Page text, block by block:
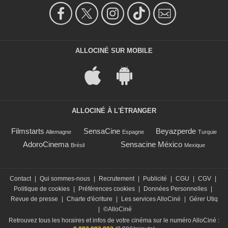
ALLOCINÉ SUR MOBILE
ALLOCINÉ À L'ÉTRANGER
Filmstarts Allemagne SensaCine Espagne Beyazperde Turquie
AdoroCinema Brésil Sensacine México Mexique
Contact Qui sommes-nous Recrutement Publicité CGU CGV
Politique de cookies
Préférences cookies Données Personnelles
Revue de presse
Charte d'écriture Les services AlloCiné
Gérer Utiq
©AlloCiné
Retrouvez tous les horaires et infos de votre cinéma sur le numéro AlloCiné :